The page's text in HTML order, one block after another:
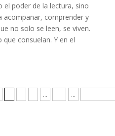
el poder de la lectura, sino
acompañar, comprender y
no solo se leen, se viven.
consuelan. Y en el
... ...